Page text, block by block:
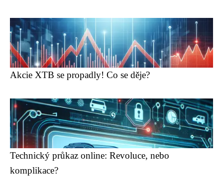
Akcie XTB se propadly! Co se děje?
Technický průkaz online: Revoluce, nebo
komplikace?